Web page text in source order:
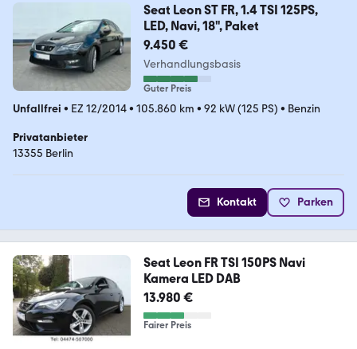
Seat Leon ST FR, 1.4 TSI 125PS,
LED, Navi, 18", Paket
9.450 €
Verhandlungsbasis
Guter Preis
Unfallfrei • EZ 12/2014• 105.860 km • 92 kW (125 PS) • Benzin
Privatanbieter
13355 Berlin
Kontakt Parken
Seat Leon FR TSI 150PS Navi
Kamera LED DAB
13.980 €
Fairer Preis